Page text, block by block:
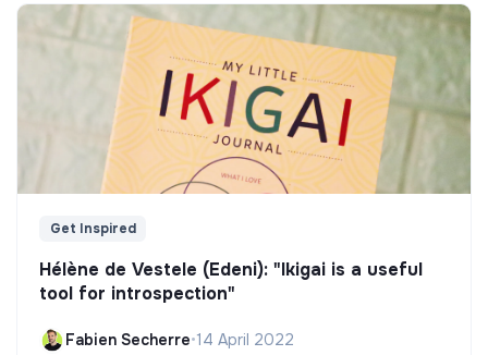
Get Inspired
Hélène de Vestele (Edeni): "Ikigai is a useful
tool for introspection"
Fabien Secherre•14 April 2022